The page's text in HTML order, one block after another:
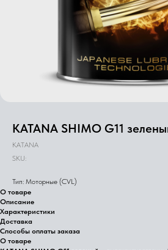
KATANA SHIMO G11
KATANA
SKU:
Тип: Моторные (CVL)
О товаре
Описание
Характеристики
Доставка
Способы оплаты заказа
О товаре